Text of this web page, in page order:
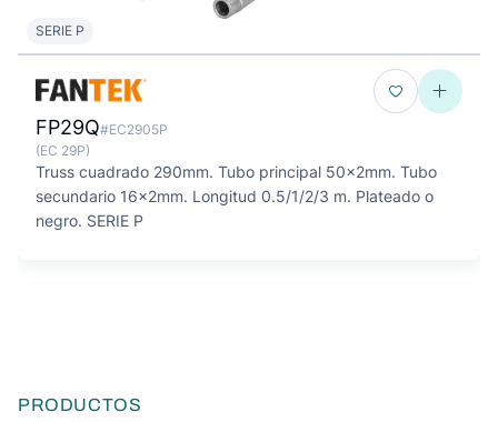
SERIE P
FP29Q#EC2905P
(EC 29P)
Truss cuadrado 290mm. Tubo principal 50x2mm. Tubo
secundario 16x2mm. Longitud 0.5/1/2/3 m. Plateado o
negro. SERIE P
PRODUCTOS